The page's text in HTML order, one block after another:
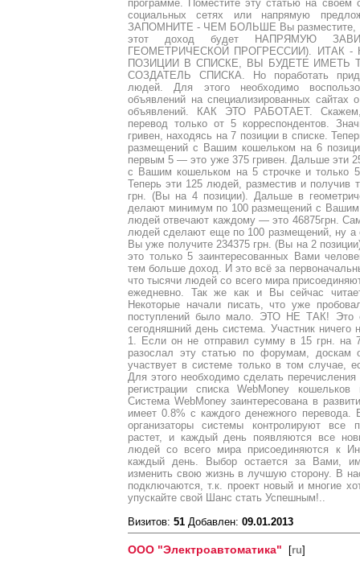
программе. Поместите эту статью на своем
социальных сетях или напрямую
ЗАПОМНИТЕ - ЧЕМ БОЛЬШЕ Вы
этот доход будет НАПРЯМУЮ
ГЕОМЕТРИЧЕСКОЙ ПРОГРЕССИИ). ИТАК
ПОЗИЦИИ В СПИСКЕ, ВЫ БУДЕТЕ ИМЕТЬ
СОЗДАТЕЛЬ СПИСКА. Но поработать
людей. Для этого необходимо
объявлений на специализированных сайтах
объявлений. КАК ЭТО РАБОТАЕТ.
перевод только от 5 корреспондентов.
гривен, находясь на 7 позиции в списке.
размещений с Вашим кошельком на 6
первым 5 — это уже 375 гривен. Дальше эти
с Вашим кошельком на 5 строчке и только
Теперь эти 125 людей, разместив и получив
грн. (Вы на 4 позиции). Дальше в
делают минимум по 100 размещений с Вашим
людей отвечают каждому — это 46875грн.
людей сделают еще по 100 размещений, ну а
Вы уже получите 234375 грн. (Вы на 2
это только 5 заинтересованных Вами
тем больше доход. И это всё за
что тысячи людей со всего мира
ежедневно. Так же как и Вы сейчас
Некоторые начали писать, что уже
поступлений было мало. ЭТО НЕ ТАК! Это
сегодняшний день система. Участник ничего
1. Если он не отправил сумму в 15 грн. на
разослал эту статью по форумам,
участвует в системе только в том случае,
Для этого необходимо сделать
регистрации списка WebMoney
Система WebMoney заинтересована в
имеет 0.8% с каждого денежного перевода.
организаторы системы контролируют все
растет, и каждый день появляются все
людей со всего мира присоединяются к
каждый день. Выбор остается за Вами,
изменить свою жизнь в лучшую сторону. В
подключаются, т.к. проект новый и многие
упускайте свой Шанс стать Успешным!..
Визитов: 51 Добавлен: 09.01.2013
ООО "Электроавтоматика" [ru]